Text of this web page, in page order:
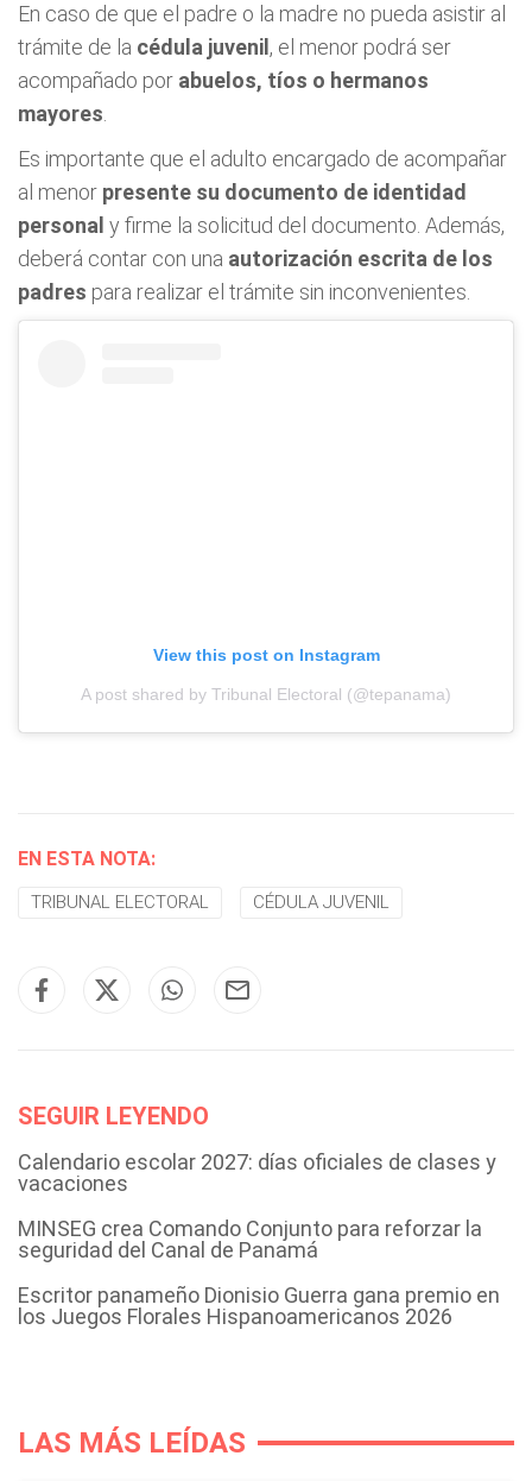
En caso de que el padre o la madre no pueda asistir al
trámite de la cédula juvenil , el menor podrá ser
acompañado por abuelos, tíos o hermanos
mayores
Es importante que el adulto encargado de acompañar
al menor presente su documento de identidad
personal y firme la solicitud del documento. Además,
deberá contar con una autorización escrita de los
padres para realizar el trámite sin inconvenientes.
View this post on Instagram
A post shared by Tribunal Electoral (@tepanama)
EN ESTA NOTA:
TRIBUNAL ELECTORAL CÉDULA JUVENIL
SEGUIR LEYENDO
Calendario escolar 2027: días oficiales de clases y
vacaciones
MINSEG crea Comando Conjunto para reforzar la
seguridad del Canal de Panamá
Escritor panameño Dionisio Guerra gana premio en
los Juegos Florales Hispanoamericanos 2026
LAS MÁS LEÍDAS